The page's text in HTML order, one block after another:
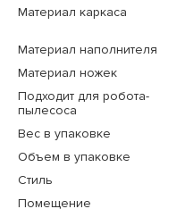
Материал каркаса
Материал наполнителя
Материал ножек
Подходит для робота-
пылесоса
Вес в упаковке
Объем в упаковке
Стиль
Помещение